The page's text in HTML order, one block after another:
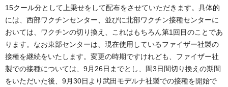
15クール分として上乗せをして配布をさせていただきます。具体的
には、西部ワクチンセンター、並びに北部ワクチン接種センターに
おいては、ワクチンの切り換え、これはもちろん第1回目のことであ
ります。なお東部センターは、現在使用しているファイザー社製の
接種を継続をいたします。変更の時期ですけれども、ファイザー社
製での接種については、9月26日までとし、間3日間切り換えの期間
をいただいた後、9月30日より武田モデルナ社製での接種を開始で